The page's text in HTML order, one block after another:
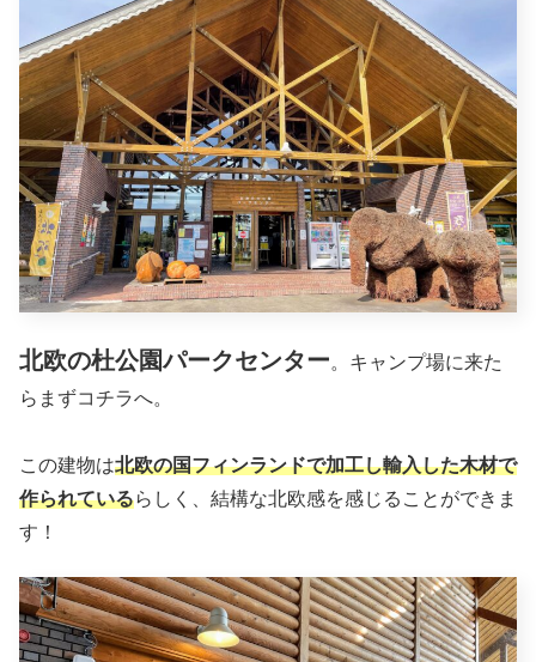
北欧の杜公園パークセンター。キャンプ場に来た
らまずコチラへ。
この建物は北欧の国フィンランドで加工し輸入した木材で
作られているらしく、結構な北欧感を感じることができま
す！